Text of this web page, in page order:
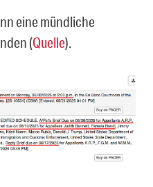
eine mündliche
(Quelle).